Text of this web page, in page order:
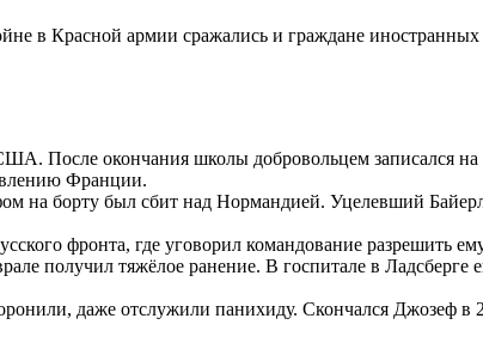
в Красной армии сражались и граждане
После окончания школы добровольцем записался на
Франции.
на борту был сбит над Нормандией. Уцелевший
фронта, где уговорил командование разрешить
получил тяжёлое ранение. В госпитале в
даже отслужили панихиду. Скончался Джозеф